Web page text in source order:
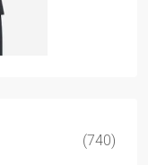
(740)